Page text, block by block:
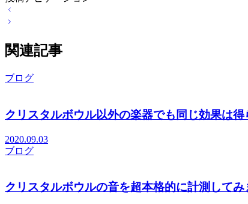
関連記事
ブログ
クリスタルボウル以外の楽器でも同じ効果は得
2020.09.03
ブログ
クリスタルボウルの音を超本格的に計測してみ